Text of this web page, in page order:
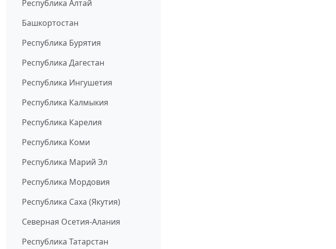
Республика Алтай
Башкортостан
Республика Бурятия
Республика Дагестан
Республика Ингушетия
Республика Калмыкия
Республика Карелия
Республика Коми
Республика Марий Эл
Республика Мордовия
Республика Саха (Якутия)
Северная Осетия-Алания
Республика Татарстан